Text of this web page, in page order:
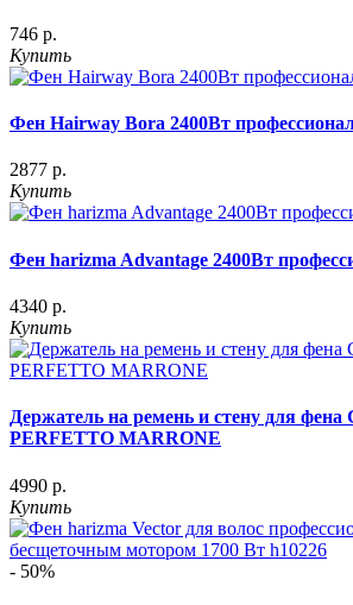
746 р.
Купить
Фен Hairway Bora 2400Вт
2877 р.
Купить
Фен harizma Advantage 2400Вт
4340 р.
Купить
Держатель на ремень и стену для
PERFETTO MARRONE
4990 р.
Купить
- 50%